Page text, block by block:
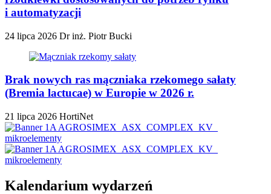
i automatyzacji
24 lipca 2026 Dr inż. Piotr Bucki
Brak nowych ras mączniaka rzekomego sałaty
(Bremia lactucae) w Europie w 2026 r.
21 lipca 2026 HortiNet
Kalendarium wydarzeń